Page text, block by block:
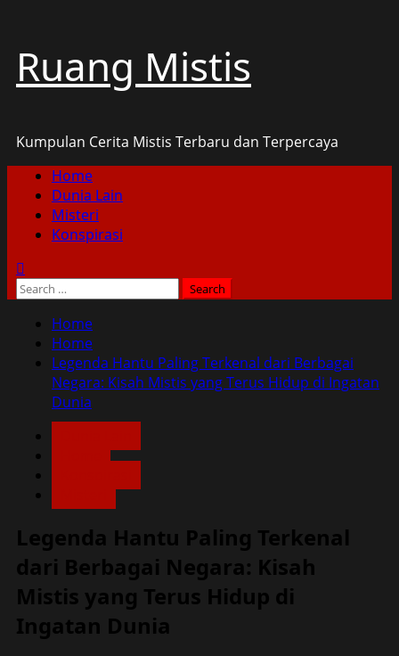
content
Ruang Mistis
Kumpulan Cerita Mistis Terbaru dan Terpercaya
Primary
Menu
Home
Dunia Lain
Misteri
Konspirasi
Search
Home
Home
Legenda Hantu Paling Terkenal dari Berbagai
Negara: Kisah Mistis yang Terus Hidup di Ingatan
Dunia
Legenda Hantu Paling Terkenal
dari Berbagai Negara: Kisah
Mistis yang Terus Hidup di
Ingatan Dunia